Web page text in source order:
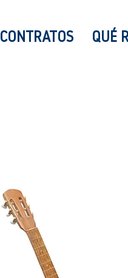
CONTRATOS QUÉ